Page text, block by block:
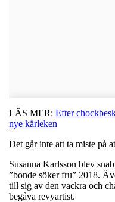
LÄS MER: Efter
nye kärleken
Det går inte att ta miste på
Susanna Karlsson blev
”bonde söker fru” 2018.
till sig av den vackra och
begåva revyartist.